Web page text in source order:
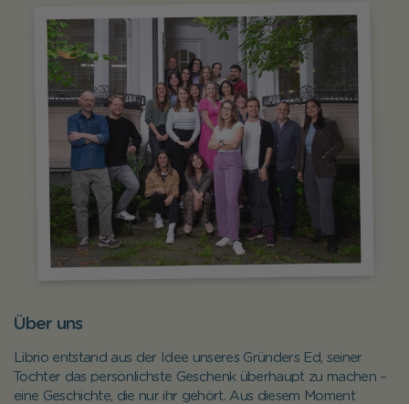
Über uns
Librio entstand aus der Idee unseres Gründers Ed, seiner
Tochter das persönlichste Geschenk überhaupt zu machen –
eine Geschichte, die nur ihr gehört. Aus diesem Moment